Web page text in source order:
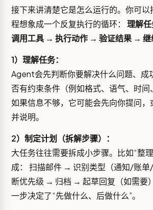
接下来讲清楚它是怎么运行的。你可
程想象成一个反复执行的循环： 理解
调用工具 → 执行动作 → 验证结果 →
1）理解任务：
Agent会先判断你要解决什么问题、成
否有约束条件（例如格式、语气、时间
如果信息不够，它可能会先向你提问
并说明。
2）制定计划（拆解步骤）：
大任务往往需要拆成小步骤。比如“整
成： 扫描邮件 → 识别类型（通知/账
断优先级 → 归档 → 起草回复（如需要
一步决定了“先做什么、后做什么”。